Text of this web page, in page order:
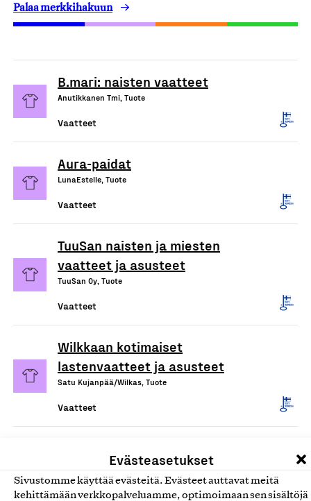
Evästeasetukset
Sivustomme käyttää evästeitä. Evästeet auttavat meitä
kehittämään verkkopalveluamme, optimoimaan sen sisältöjä
Palaa merkkihakuun
B.mari: naisten vaatteet
Anutikkanen Tmi, Tuote
Vaatteet
Aura-paidat
LunaEstelle, Tuote
Vaatteet
TuuSan naisten ja miesten
vaatteet ja asusteet
TuuSan Oy, Tuote
Vaatteet
Wilkkaan kotimaiset
lastenvaatteet ja asusteet
Satu Kujanpää/Wilkas, Tuote
Vaatteet
Vainio Clothing Oy, Tuote
Vaatteet